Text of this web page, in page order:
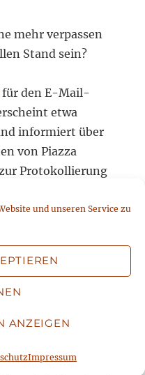
und unseren Service zu
ANZEIGEN
Impressum
mehr verpassen
Stand sein?
für den E-Mail-
etwa
informiert über
von Piazza
Protokollierung
Du diesen
zu.